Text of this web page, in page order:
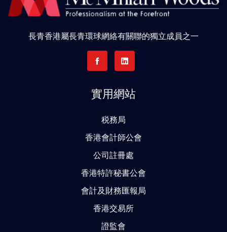
長青香港屬長青環球網絡有關聯的獨立成員之一
實用網站
税務局
香港會計師公會
公司註冊處
香港特許秘書公會
會計及財務匯報局
香港交易所
證監會